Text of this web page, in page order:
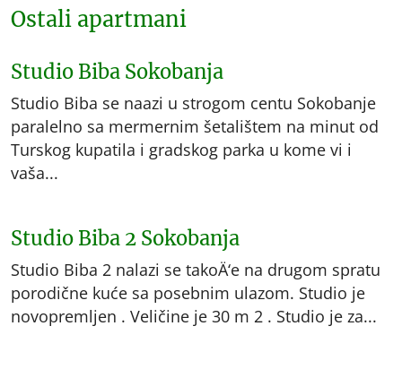
Ostali apartmani
Studio Biba Sokobanja
Studio Biba se naazi u strogom centu Sokobanje
paralelno sa mermernim šetalištem na minut od
Turskog kupatila i gradskog parka u kome vi i
vaša...
Studio Biba 2 Sokobanja
Studio Biba 2 nalazi se takoÄ‘e na drugom spratu
porodične kuće sa posebnim ulazom. Studio je
novopremljen . Veličine je 30 m 2 . Studio je za...